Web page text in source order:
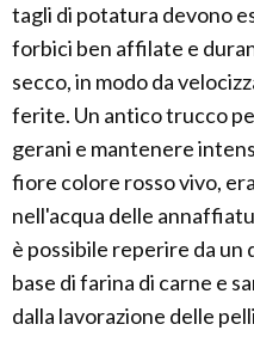
tagli di potatura devono
forbici ben affilate e
secco, in modo da
ferite. Un antico trucco
gerani e mantenere
fiore colore rosso vivo,
nell'acqua delle
è possibile reperire da un
base di farina di carne e
dalla lavorazione delle